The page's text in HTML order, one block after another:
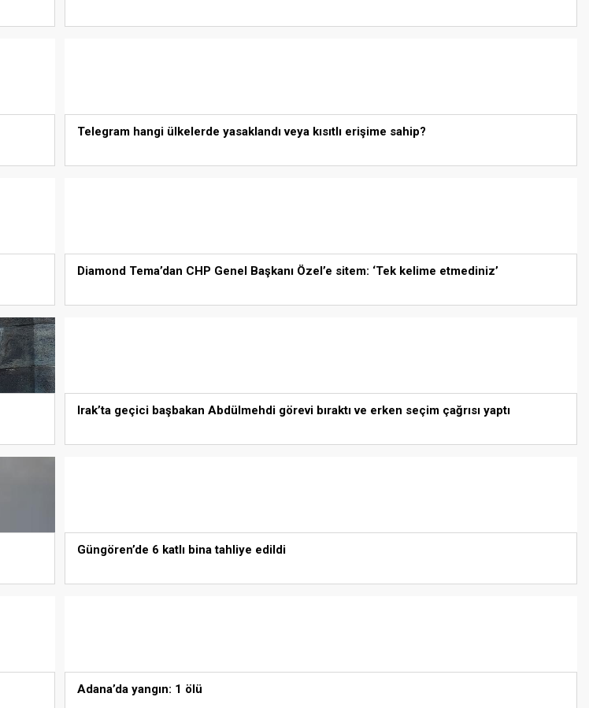
Telegram hangi ülkelerde yasaklandı veya kısıtlı erişime sahip?
Diamond Tema’dan CHP Genel Başkanı Özel’e sitem: ‘Tek kelime etmediniz’
Irak’ta geçici başbakan Abdülmehdi görevi bıraktı ve erken seçim çağrısı yaptı
Güngören’de 6 katlı bina tahliye edildi
Adana’da yangın: 1 ölü